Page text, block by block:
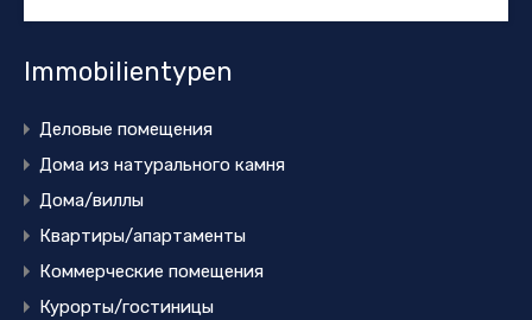
Immobilientypen
Деловые помещения
Дома из натурального камня
Дома/виллы
Квартиры/апартаменты
Коммерческие помещения
Курорты/гостиницы